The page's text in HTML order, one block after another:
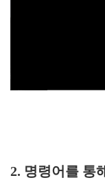
2. 명령어를 통